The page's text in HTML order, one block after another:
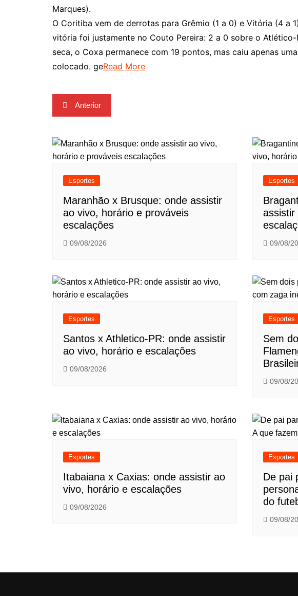
Marques).
O Coritiba vem de derrotas para Grêmio (1 a 0) e Vitória (4 a
vitória foi justamente no Couto Pereira: 2 a 0 sobre o
seca, o Coxa permanece com 19 pontos, mas caiu apenas
colocado. geRead More
Navegação
de
Post
Anterior
Esportes
Maranhão x Brusque: onde assistir
ao vivo, horário e prováveis
escalações
09/08/2026
Esportes
assistir
09/08/
Esportes
Santos x Athletico-PR: onde assistir
ao vivo, horário e escalações
09/08/2026
Esportes
Sem
09/08/
Esportes
Itabaiana x Caxias: onde assistir ao
vivo, horário e escalações
09/08/2026
Esportes
De pai
do
09/08/